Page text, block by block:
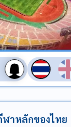
สลับเสียงอ่าน
าหลักของไท